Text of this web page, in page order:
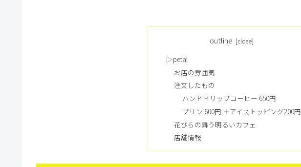
outline
▷petal
お店の雰囲気
注文したもの
ハンドドリップコーヒー 650円
プリン 600円 ＋アイストッピング200円
花びらの舞う明るいカフェ
店舗情報